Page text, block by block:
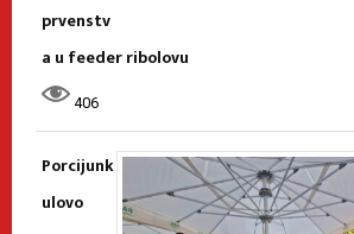
prvenstv
a u feeder ribolovu
406
Porcijunk
ulovo